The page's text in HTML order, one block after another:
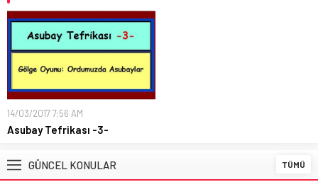
14/03/2017 7:56 AM
Asubay Tefrikası -3-
GÜNCEL KONULAR TÜMÜ